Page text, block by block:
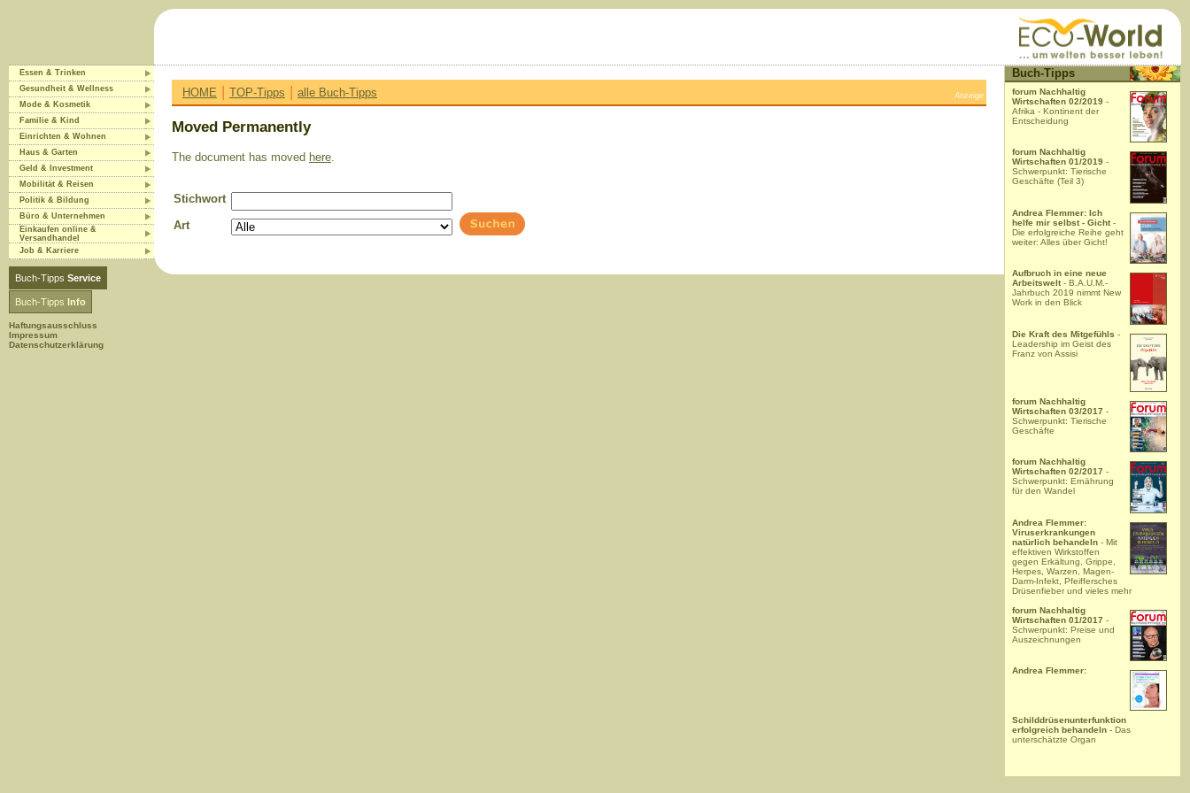
Essen & Trinken
Gesundheit & Wellness
Mode & Kosmetik
Familie & Kind
Einrichten & Wohnen
Haus & Garten
Geld & Investment
Mobilität & Reisen
Politik & Bildung
Büro & Unternehmen
Einkaufen online &
Versandhandel
Job & Karriere
Buch-Tipps Service
Buch-Tipps Info
Haftungsausschluss
Impressum
Datenschutzerklärung
HOME | TOP-Tipps | alle Buch-Tipps Anzeige
Moved Permanently
The document has moved here.
Stichwort
Art
Buch-Tipps
forum Nachhaltig
Wirtschaften 02/2019 -
Afrika - Kontinent der
Entscheidung
forum Nachhaltig
Wirtschaften 01/2019 -
Schwerpunkt: Tierische
Geschäfte (Teil 3)
Andrea Flemmer: Ich
helfe mir selbst - Gicht -
Die erfolgreiche Reihe geht
weiter: Alles über Gicht!
Aufbruch in eine neue
Arbeitswelt - B.A.U.M.-
Jahrbuch 2019 nimmt New
Work in den Blick
Die Kraft des Mitgefühls -
Leadership im Geist des
Franz von Assisi
forum Nachhaltig
Wirtschaften 03/2017 -
Schwerpunkt: Tierische
Geschäfte
forum Nachhaltig
Wirtschaften 02/2017 -
Schwerpunkt: Ernährung
für den Wandel
Andrea Flemmer:
Viruserkrankungen
natürlich behandeln - Mit
effektiven Wirkstoffen
gegen Erkältung, Grippe,
Herpes, Warzen, Magen-
Darm-Infekt, Pfeiffersches
Drüsenfieber und vieles mehr
forum Nachhaltig
Wirtschaften 01/2017 -
Schwerpunkt: Preise und
Auszeichnungen
Andrea Flemmer:
Schilddrüsenunterfunktion
erfolgreich behandeln - Das
unterschätzte Organ